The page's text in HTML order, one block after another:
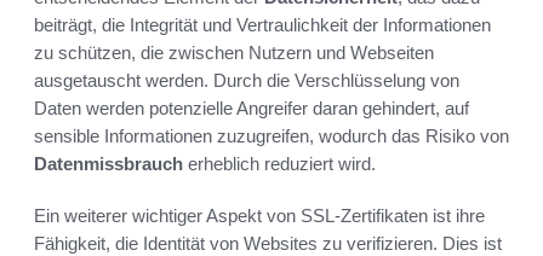
beiträgt, die Integrität und Vertraulichkeit der Informationen
zu schützen, die zwischen Nutzern und Webseiten
ausgetauscht werden. Durch die Verschlüsselung von
Daten werden potenzielle Angreifer daran gehindert, auf
sensible Informationen zuzugreifen, wodurch das Risiko von
Datenmissbrauch erheblich reduziert wird.
Ein weiterer wichtiger Aspekt von SSL-Zertifikaten ist ihre
Fähigkeit, die Identität von Websites zu verifizieren. Dies ist